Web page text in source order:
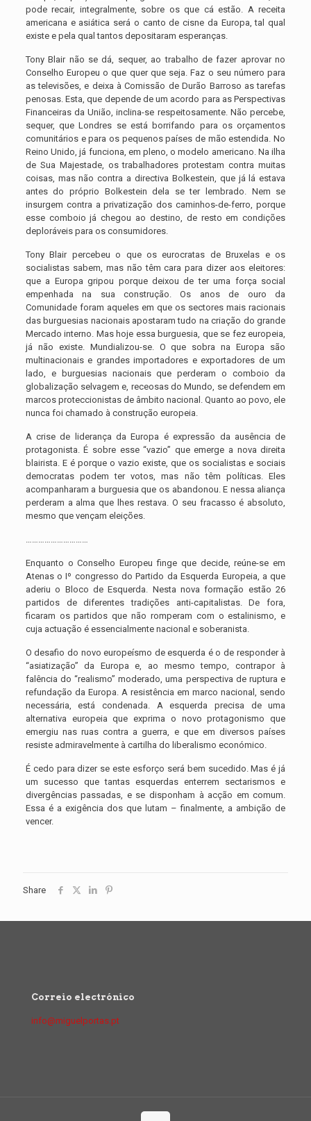
pode recair, integralmente, sobre os que cá estão. A receita
americana e asiática será o canto de cisne da Europa, tal qual
existe e pela qual tantos depositaram esperanças.
Tony Blair não se dá, sequer, ao trabalho de fazer aprovar no
Conselho Europeu o que quer que seja. Faz o seu número para
as televisões, e deixa à Comissão de Durão Barroso as tarefas
penosas. Esta, que depende de um acordo para as Perspectivas
Financeiras da União, inclina-se respeitosamente. Não percebe,
sequer, que Londres se está borrifando para os orçamentos
comunitários e para os pequenos países de mão estendida. No
Reino Unido, já funciona, em pleno, o modelo americano. Na ilha
de Sua Majestade, os trabalhadores protestam contra muitas
coisas, mas não contra a directiva Bolkestein, que já lá estava
antes do próprio Bolkestein dela se ter lembrado. Nem se
insurgem contra a privatização dos caminhos-de-ferro, porque
esse comboio já chegou ao destino, de resto em condições
deploráveis para os consumidores.
Tony Blair percebeu o que os eurocratas de Bruxelas e os
socialistas sabem, mas não têm cara para dizer aos eleitores:
que a Europa gripou porque deixou de ter uma força social
empenhada na sua construção. Os anos de ouro da
Comunidade foram aqueles em que os sectores mais racionais
das burguesias nacionais apostaram tudo na criação do grande
Mercado interno. Mas hoje essa burguesia, que se fez europeia,
já não existe. Mundializou-se. O que sobra na Europa são
multinacionais e grandes importadores e exportadores de um
lado, e burguesias nacionais que perderam o comboio da
globalização selvagem e, receosas do Mundo, se defendem em
marcos proteccionistas de âmbito nacional. Quanto ao povo, ele
nunca foi chamado à construção europeia.
A crise de liderança da Europa é expressão da ausência de
protagonista. É sobre esse “vazio” que emerge a nova direita
blairista. E é porque o vazio existe, que os socialistas e sociais
democratas podem ter votos, mas não têm políticas. Eles
acompanharam a burguesia que os abandonou. E nessa aliança
perderam a alma que lhes restava. O seu fracasso é absoluto,
mesmo que vençam eleições.
…………………………
Enquanto o Conselho Europeu finge que decide, reúne-se em
Atenas o Iº congresso do Partido da Esquerda Europeia, a que
aderiu o Bloco de Esquerda. Nesta nova formação estão 26
partidos de diferentes tradições anti-capitalistas. De fora,
ficaram os partidos que não romperam com o estalinismo, e
cuja actuação é essencialmente nacional e soberanista.
O desafio do novo europeísmo de esquerda é o de responder à
“asiatização” da Europa e, ao mesmo tempo, contrapor à
falência do “realismo” moderado, uma perspectiva de ruptura e
refundação da Europa. A resistência em marco nacional, sendo
necessária, está condenada. A esquerda precisa de uma
alternativa europeia que exprima o novo protagonismo que
emergiu nas ruas contra a guerra, e que em diversos países
resiste admiravelmente à cartilha do liberalismo económico.
É cedo para dizer se este esforço será bem sucedido. Mas é já
um sucesso que tantas esquerdas enterrem sectarismos e
divergências passadas, e se disponham à acção em comum.
Essa é a exigência dos que lutam – finalmente, a ambição de
vencer.
Share
Correio electrónico
info@miguelportas.pt